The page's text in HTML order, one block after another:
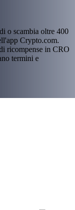
o scambia oltre 400
Crypto.com.
ricompense in CRO
termini e